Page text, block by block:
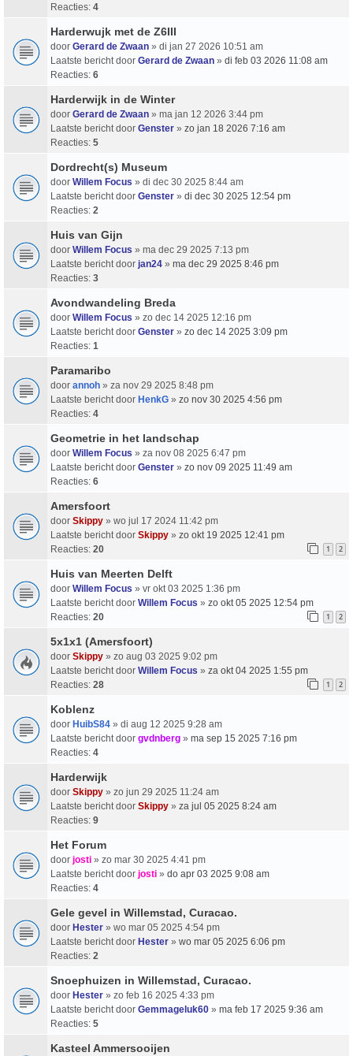
Reacties: 4
Harderwujk met de Z6III
door Gerard de Zwaan » di jan 27 2026 10:51 am
Laatste bericht door Gerard de Zwaan » di feb 03 2026 11:08 am
Reacties: 6
Harderwijk in de Winter
door Gerard de Zwaan » ma jan 12 2026 3:44 pm
Laatste bericht door Genster » zo jan 18 2026 7:16 am
Reacties: 5
Dordrecht(s) Museum
door Willem Focus » di dec 30 2025 8:44 am
Laatste bericht door Genster » di dec 30 2025 12:54 pm
Reacties: 2
Huis van Gijn
door Willem Focus » ma dec 29 2025 7:13 pm
Laatste bericht door jan24 » ma dec 29 2025 8:46 pm
Reacties: 3
Avondwandeling Breda
door Willem Focus » zo dec 14 2025 12:16 pm
Laatste bericht door Genster » zo dec 14 2025 3:09 pm
Reacties: 1
Paramaribo
door annoh » za nov 29 2025 8:48 pm
Laatste bericht door HenkG » zo nov 30 2025 4:56 pm
Reacties: 4
Geometrie in het landschap
door Willem Focus » za nov 08 2025 6:47 pm
Laatste bericht door Genster » zo nov 09 2025 11:49 am
Reacties: 6
Amersfoort
door Skippy » wo jul 17 2024 11:42 pm
Laatste bericht door Skippy » zo okt 19 2025 12:41 pm
Reacties: 20 1 2
Huis van Meerten Delft
door Willem Focus » vr okt 03 2025 1:36 pm
Laatste bericht door Willem Focus » zo okt 05 2025 12:54 pm
Reacties: 20 1 2
5x1x1 (Amersfoort)
door Skippy » zo aug 03 2025 9:02 pm
Laatste bericht door Willem Focus » za okt 04 2025 1:55 pm
Reacties: 28 1 2
Koblenz
door HuibS84 » di aug 12 2025 9:28 am
Laatste bericht door gvdnberg » ma sep 15 2025 7:16 pm
Reacties: 4
Harderwijk
door Skippy » zo jun 29 2025 11:24 am
Laatste bericht door Skippy » za jul 05 2025 8:24 am
Reacties: 9
Het Forum
door josti » zo mar 30 2025 4:41 pm
Laatste bericht door josti » do apr 03 2025 9:08 am
Reacties: 4
Gele gevel in Willemstad, Curacao.
door Hester » wo mar 05 2025 4:54 pm
Laatste bericht door Hester » wo mar 05 2025 6:06 pm
Reacties: 2
Snoephuizen in Willemstad, Curacao.
door Hester » zo feb 16 2025 4:33 pm
Laatste bericht door Gemmageluk60 » ma feb 17 2025 9:36 am
Reacties: 5
Kasteel Ammersooijen